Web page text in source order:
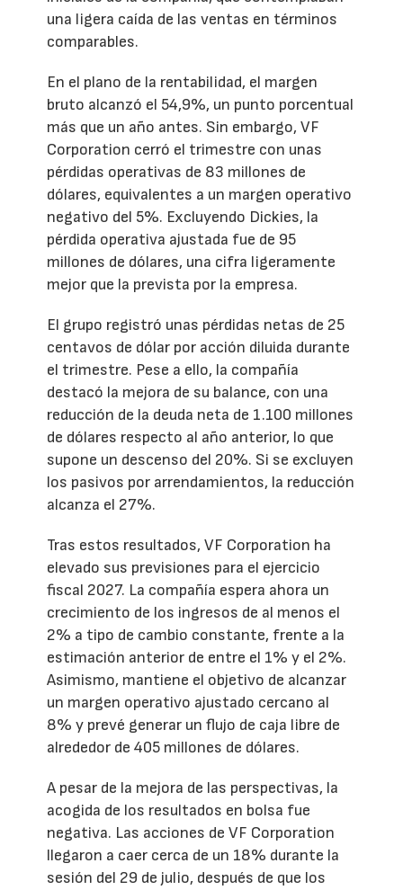
una ligera caída de las ventas en términos
comparables.
En el plano de la rentabilidad, el margen
bruto alcanzó el 54,9%, un punto porcentual
más que un año antes. Sin embargo, VF
Corporation cerró el trimestre con unas
pérdidas operativas de 83 millones de
dólares, equivalentes a un margen operativo
negativo del 5%. Excluyendo Dickies, la
pérdida operativa ajustada fue de 95
millones de dólares, una cifra ligeramente
mejor que la prevista por la empresa.
El grupo registró unas pérdidas netas de 25
centavos de dólar por acción diluida durante
el trimestre. Pese a ello, la compañía
destacó la mejora de su balance, con una
reducción de la deuda neta de 1.100 millones
de dólares respecto al año anterior, lo que
supone un descenso del 20%. Si se excluyen
los pasivos por arrendamientos, la reducción
alcanza el 27%.
Tras estos resultados, VF Corporation ha
elevado sus previsiones para el ejercicio
fiscal 2027. La compañía espera ahora un
crecimiento de los ingresos de al menos el
2% a tipo de cambio constante, frente a la
estimación anterior de entre el 1% y el 2%.
Asimismo, mantiene el objetivo de alcanzar
un margen operativo ajustado cercano al
8% y prevé generar un flujo de caja libre de
alrededor de 405 millones de dólares.
A pesar de la mejora de las perspectivas, la
acogida de los resultados en bolsa fue
negativa. Las acciones de VF Corporation
llegaron a caer cerca de un 18% durante la
sesión del 29 de julio, después de que los